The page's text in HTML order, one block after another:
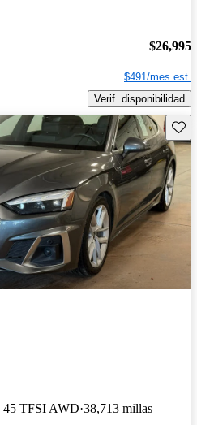
$26,995
$491/mes est.
Verif. disponibilidad
45 TFSI AWD 38,713 millas